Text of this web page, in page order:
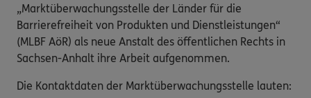
„Marktüberwachungsstelle der Länder für die
Barrierefreiheit von Produkten und Dienstleistungen“
(MLBF AöR) als neue Anstalt des öffentlichen Rechts in
Sachsen-Anhalt ihre Arbeit aufgenommen.
Die Kontaktdaten der Marktüberwachungsstelle lauten: